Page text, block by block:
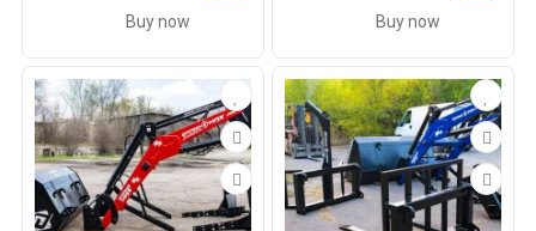
Buy now Buy now